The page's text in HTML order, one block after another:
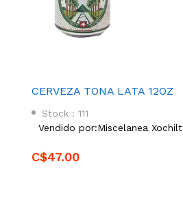
CERVEZA TONA LATA 12OZ
Stock : 111
Vendido por:Miscelanea Xochilt
C$47.00